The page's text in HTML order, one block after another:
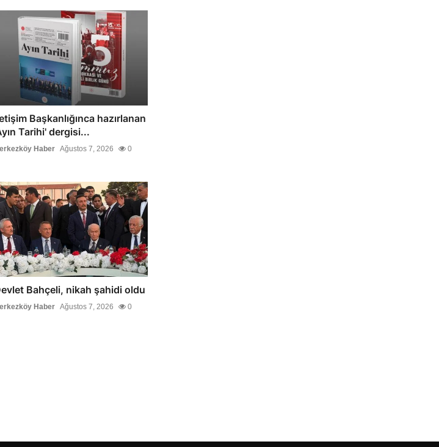
Başkanlığınca hazırlanan
Tarihi' dergisi...
Haber Ağustos 7, 2026 0
Bahçeli, nikah şahidi oldu
Haber Ağustos 7, 2026 0